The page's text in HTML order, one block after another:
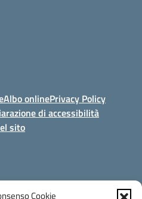
Cookie
Albo onlinePrivacy Policy
di accessibilità
sito